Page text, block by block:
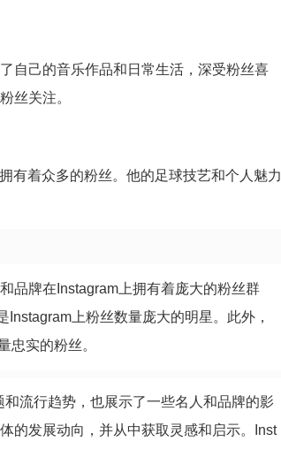
自己的音乐作品和日常生活，深受粉丝喜
丝关注。
有着众多的粉丝。他的足球技艺和个人魅力
品牌在Instagram上拥有着庞大的粉丝群
上粉丝数量庞大的明星。此外，
忠实的粉丝。
流行趋势，也展示了一些名人和品牌的影
的发展动向，并从中获取灵感和启示。Inst